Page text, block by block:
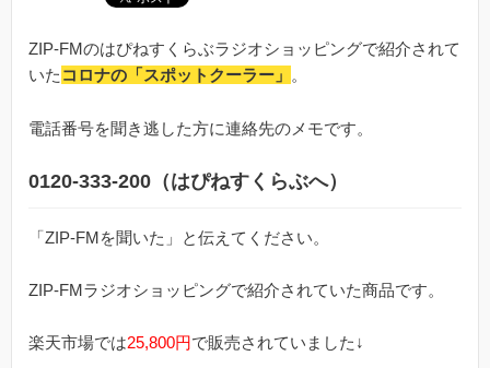
ZIP-FMのはぴねすくらぶラジオショッピングで紹介されて
いた コロナの「スポットクーラー」 。
電話番号を聞き逃した方に連絡先のメモです。
0120-333-200（はぴねすくらぶへ）
「ZIP-FMを聞いた」と伝えてください。
ZIP-FMラジオショッピングで紹介されていた商品です。
楽天市場では25,800円で販売されていました↓